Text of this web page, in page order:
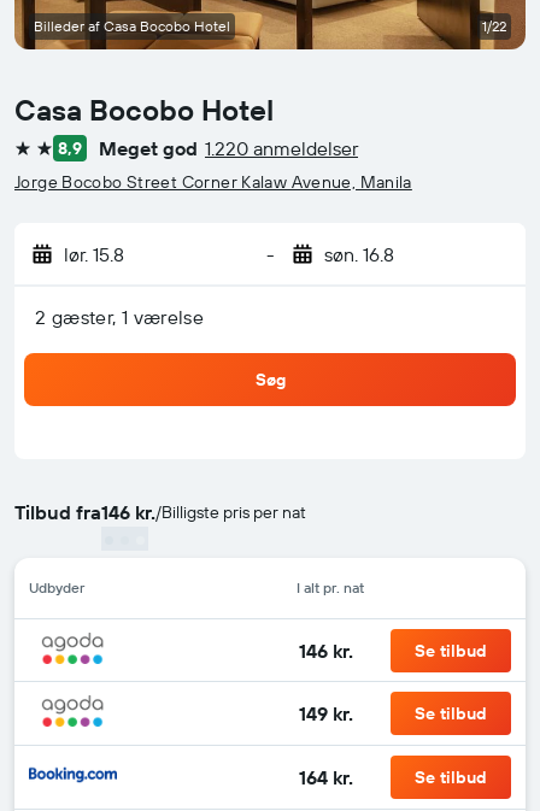
Casa Bocobo Hotel
2 stjerner
8,9 Meget god 1.220 anmeldelser
Jorge Bocobo Street Corner Kalaw Avenue, Manila
lør. 15.8 - søn. 16.8
2 gæster, 1 værelse
Søg
Tilbud fra146 kr./Billigste pris per nat
Udbyder I alt pr. nat
146 kr. Se tilbud
149 kr. Se tilbud
164 kr. Se tilbud
Billeder af Casa Bocobo Hotel 1/22